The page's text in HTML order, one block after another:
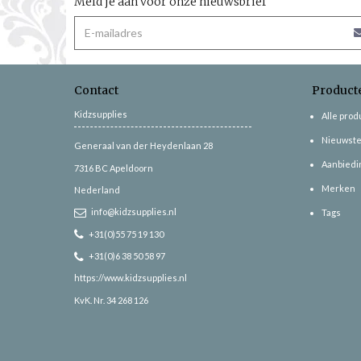
Contact
Kidzsupplies
Generaal van der Heydenlaan 28
7316 BC Apeldoorn
Nederland
info@kidzsupplies.nl
+31(0)55 75 19 130
+31(0)6 38 50 58 97
https://www.kidzsupplies.nl
KvK. Nr. 34 268 126
Alle
Merken
Tags